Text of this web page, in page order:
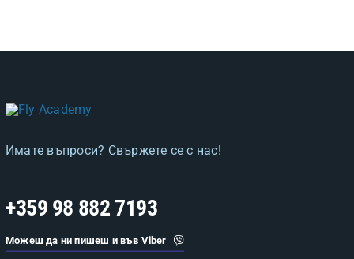
Имате въпроси? Свържете се с нас!
+359 98 882 7193
Можеш да ни пишеш и във Viber